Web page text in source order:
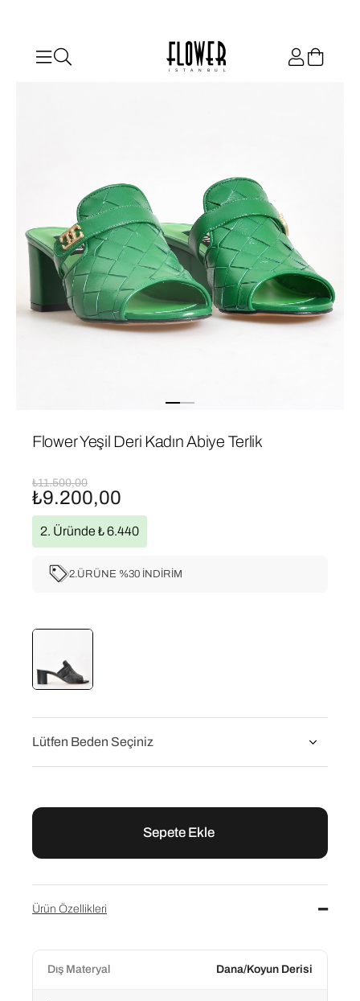
ISTANBUL
Flower Yeşil Deri Kadın Abiye Terlik
₺11.500,00
₺9.200,00
2.ÜRÜNE %30 İNDİRİM
2. Üründe ₺ 6.440
₺9.200,00
₺11.500,00
Ürün Özellikleri
Dış Materyal Dana/Koyun Derisi